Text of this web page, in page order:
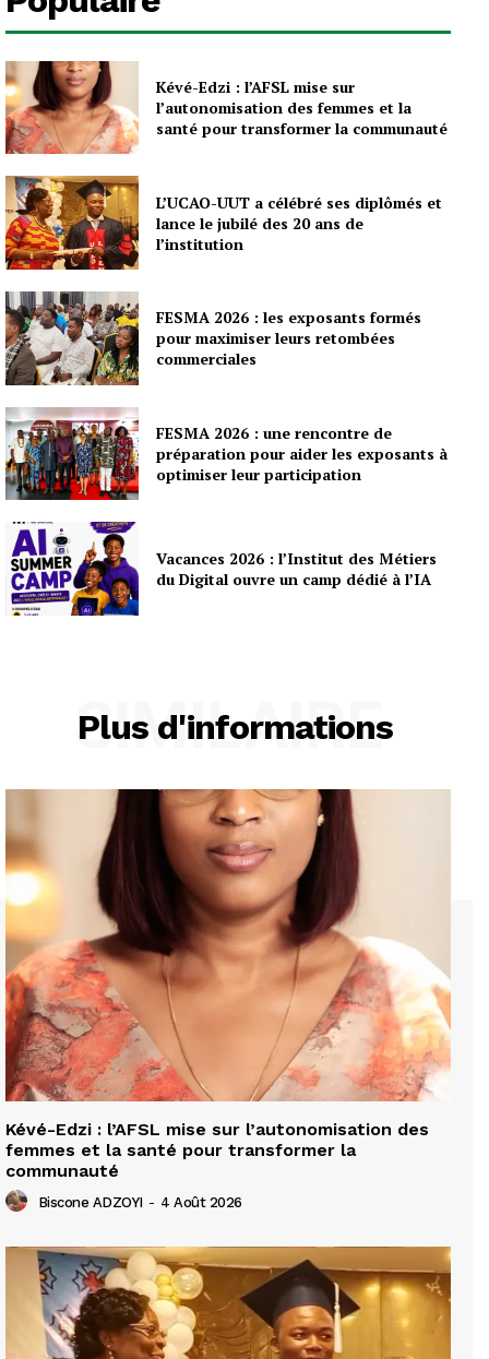
Kévé-Edzi : l’AFSL mise sur
l’autonomisation des femmes et la
santé pour transformer la communauté
L’UCAO-UUT a célébré ses diplômés et
lance le jubilé des 20 ans de
l’institution
FESMA 2026 : les exposants formés
pour maximiser leurs retombées
commerciales
FESMA 2026 : une rencontre de
préparation pour aider les exposants à
optimiser leur participation
Vacances 2026 : l’Institut des Métiers
du Digital ouvre un camp dédié à l’IA
Plus d'informations
SIMILAIRE
Kévé-Edzi : l’AFSL mise sur l’autonomisation des
femmes et la santé pour transformer la
communauté
Biscone ADZOYI - 4 Août 2026